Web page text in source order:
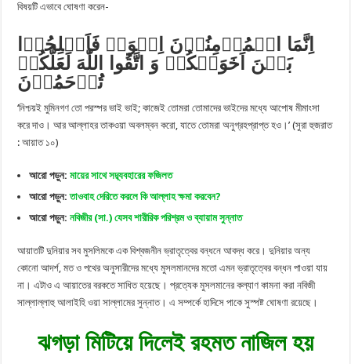
বিষয়টি এভাবে ঘোষণা করেন-
اِنَّمَا الۡمُؤۡمِنُوۡنَ اِخۡوَۃٌ فَاَصۡلِحُوۡا
بَیۡنَ اَخَوَیۡکُمۡ وَ اتَّقُوا اللّٰهَ لَعَلَّکُمۡ
تُرۡحَمُوۡنَ
‘নিশ্চয়ই মুমিনগণ তো পরস্পর ভাই ভাই; কাজেই তোমরা তোমাদের ভাইদের মধ্যে আপোষ মীমাংসা
করে দাও। আর আল্লাহর তাকওয়া অবলম্বন করো, যাতে তোমরা অনুগ্রহপ্রাপ্ত হও।’ (সুরা হুজরাত
: আয়াত ১০)
আরো পড়ুন:মায়ের সাথে সদ্ব্যবহারের ফজিলত
আরো পড়ুন:তাওবাহ দেরিতে করলে কি আল্লাহ ক্ষমা করবেন?
আরো পড়ুন:নবিজীর (সা.) যেসব শারীরিক পরিশ্রম ও ব্যায়াম সুন্নাত
আয়াতটি দুনিয়ার সব মুসলিমকে এক বিশ্বজনীন ভ্রাতৃত্বের বন্ধনে আবদ্ধ করে। দুনিয়ার অন্য
কোনো আদর্শ, মত ও পথের অনুসারীদের মধ্যে মুসলমানদের মতো এমন ভ্রাতৃত্বের বন্ধন পাওয়া যায়
না। এটাও এ আয়াতের বরকতে সাধিত হয়েছে। প্রত্যেক মুসলমানের কল্যাণ কামনা করা নবিজী
সাল্লাল্লাহু আলাইহি ওয়া সাল্লামের সুন্নাত। এ সম্পর্কে হাদিসে পাকে সুস্পষ্ট ঘোষণা রয়েছে।
ঝগড়া মিটিয়ে দিলেই রহমত নাজিল হয়